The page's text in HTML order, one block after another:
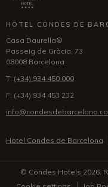
HOTEL CONDES DE
Casa Daurella®
Passeig de Gràcia, 73
08008 Barcelona
T: (+34) 934 450 000
F: (+34) 934 453 232
Hotel Condes de Barcelona
© Condes Hotels 2026.